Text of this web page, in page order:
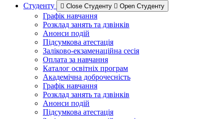
Студенту
Close Студенту Open Студенту
Графік навчання
Розклад занять та дзвінків
Анонси подій
Підсумкова атестація
Заліково-екзаменаційна сесія
Оплата за навчання
Каталог освітніх програм
Академічна доброчесність
Графік навчання
Розклад занять та дзвінків
Анонси подій
Підсумкова атестація